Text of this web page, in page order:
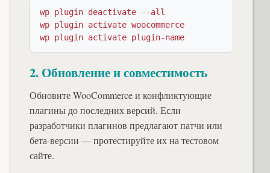
wp plugin deactivate --all
wp plugin activate woocommerce
wp plugin activate plugin-name
2. Обновление и совместимость
Обновите WooCommerce и конфликтующие
плагины до последних версий. Если
разработчики плагинов предлагают патчи или
бета-версии — протестируйте их на тестовом
сайте.